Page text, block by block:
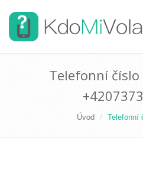
Telefonní číslo
Úvod Telefonní